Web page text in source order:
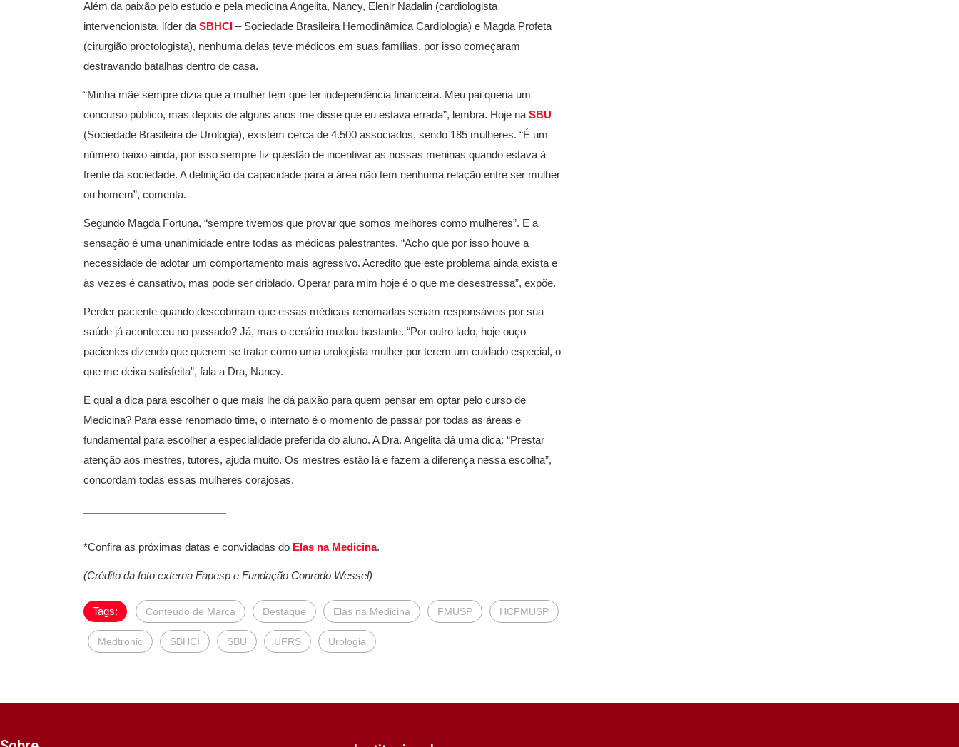
Além da paixão pelo estudo e pela medicina Angelita, Nancy, Elenir Nadalin (cardiologista
intervencionista, líder da SBHCI – Sociedade Brasileira Hemodinâmica Cardiologia) e Magda Profeta
(cirurgião proctologista), nenhuma delas teve médicos em suas famílias, por isso começaram
destravando batalhas dentro de casa.
“Minha mãe sempre dizia que a mulher tem que ter independência financeira. Meu pai queria um
concurso público, mas depois de alguns anos me disse que eu estava errada”, lembra. Hoje na SBU
(Sociedade Brasileira de Urologia), existem cerca de 4.500 associados, sendo 185 mulheres. “É um
número baixo ainda, por isso sempre fiz questão de incentivar as nossas meninas quando estava à
frente da sociedade. A definição da capacidade para a área não tem nenhuma relação entre ser mulher
ou homem”, comenta.
Segundo Magda Fortuna, “sempre tivemos que provar que somos melhores como mulheres”. E a
sensação é uma unanimidade entre todas as médicas palestrantes. “Acho que por isso houve a
necessidade de adotar um comportamento mais agressivo. Acredito que este problema ainda exista e
às vezes é cansativo, mas pode ser driblado. Operar para mim hoje é o que me desestressa”, expõe.
Perder paciente quando descobriram que essas médicas renomadas seriam responsáveis por sua
saúde já aconteceu no passado? Já, mas o cenário mudou bastante. “Por outro lado, hoje ouço
pacientes dizendo que querem se tratar como uma urologista mulher por terem um cuidado especial, o
que me deixa satisfeita”, fala a Dra, Nancy.
E qual a dica para escolher o que mais lhe dá paixão para quem pensar em optar pelo curso de
Medicina? Para esse renomado time, o internato é o momento de passar por todas as áreas e
fundamental para escolher a especialidade preferida do aluno. A Dra. Angelita dá uma dica: “Prestar
atenção aos mestres, tutores, ajuda muito. Os mestres estão lá e fazem a diferença nessa escolha”,
concordam todas essas mulheres corajosas.
*Confira as próximas datas e convidadas do Elas na Medicina.
(Crédito da foto externa Fapesp e Fundação Conrado Wessel)
Tags: Conteúdo de Marca Destaque Elas na Medicina FMUSP HCFMUSP
Medtronic SBHCI SBU UFRS Urologia